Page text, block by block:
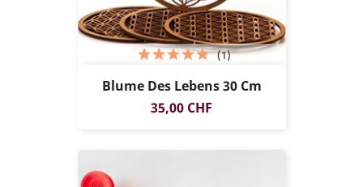
Blume Des Lebens 30 Cm
Preis
35,00 CHF
(1)